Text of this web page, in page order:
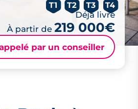
T1 T2 T3 T4
Déjà livré
À partir de 219 000€
par un conseiller